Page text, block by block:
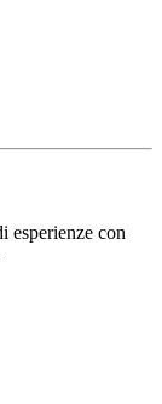
esperienze con